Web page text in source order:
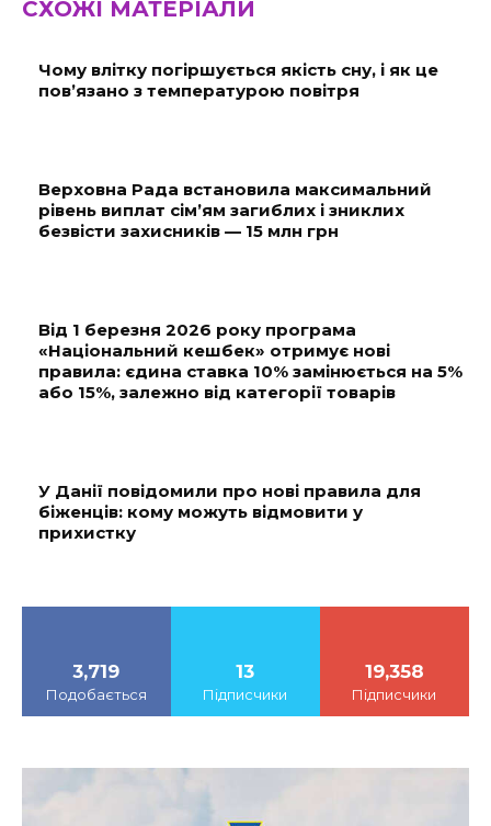
СХОЖІ МАТЕРІАЛИ
Чому влітку погіршується якість сну, і як це
пов’язано з температурою повітря
Верховна Рада встановила максимальний
рівень виплат сім’ям загиблих і зниклих
безвісти захисників — 15 млн грн
Від 1 березня 2026 року програма
«Національний кешбек» отримує нові
правила: єдина ставка 10% замінюється на 5%
або 15%, залежно від категорії товарів
У Данії повідомили про нові правила для
біженців: кому можуть відмовити у
прихистку
3,719
Подобається
13
Підписчики
19,358
Підписчики